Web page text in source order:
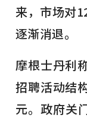
来，市场对
逐渐消退。
摩根士丹利
招聘活动结
元。政府关